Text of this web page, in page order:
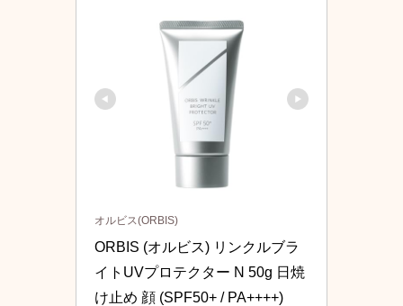
オルビス(ORBIS)
ORBIS (オルビス) リンクルブラ
イトUVプロテクター N 50g 日焼
け止め 顔 (SPF50+ / PA++++)